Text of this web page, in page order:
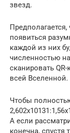
звезд.
появиться
каждой из них
численностью
сканировать
всей Вселенной.
Чтобы
А если
конечна, спустя